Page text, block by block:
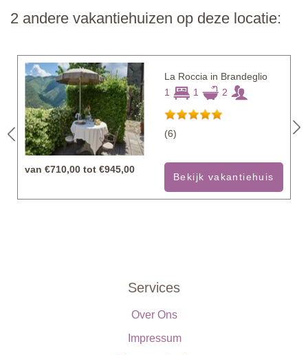
2 andere vakantiehuizen op deze locatie:
La Roccia in Brandeglio
1
1 2
(6)
van €710,00 tot €945,00
Bekijk vakantiehuis
Services
Over Ons
Impressum